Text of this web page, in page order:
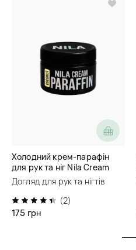
Холодний крем-парафін
для рук та ніг Nila Cream
Paraffin
Догляд для рук та нігтів
(2)
175 грн